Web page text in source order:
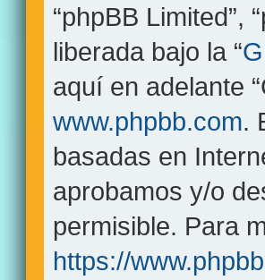
“phpBB Limited”,
liberada bajo la “
aquí en adelante
www.phpbb.com.
basadas en
aprobamos y/o
permisible. Para
https://